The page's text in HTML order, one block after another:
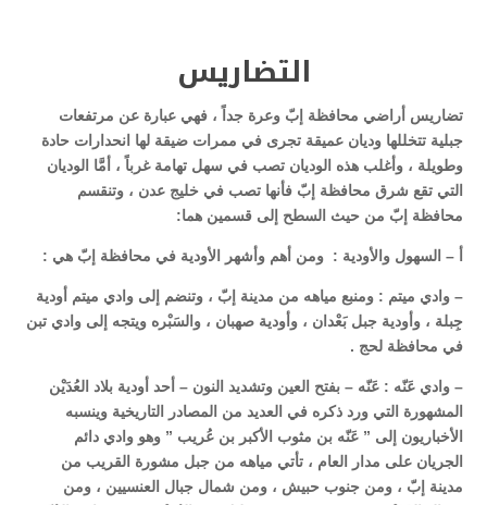
التضاريس
تضاريس أراضي محافظة إبّ وعرة جداً ، فهي عبارة عن مرتفعات
جبلية تتخللها وديان عميقة تجرى في ممرات ضيقة لها انحدارات حادة
وطويلة ، وأغلب هذه الوديان تصب في سهل تهامة غرباً ، أمَّا الوديان
التي تقع شرق محافظة إبّ فأنها تصب في خليج عدن ، وتنقسم
محافظة إبّ من حيث السطح إلى قسمين هما:
أ – السهول والأودية : ومن أهم وأشهر الأودية في محافظة إبّ هي :
– وادي ميتم : ومنبع مياهه من مدينة إبّ ، وتنضم إلى وادي ميتم أودية
جِبلة ، وأودية جبل بَعْدان ، وأودية صهبان ، والسَبْره ويتجه إلى وادي تبن
في محافظة لحج .
– وادي عَنّه : عَنّه – بفتح العين وتشديد النون – أحد أودية بلاد العُدَيْن
المشهورة التي ورد ذكره في العديد من المصادر التاريخية وينسبه
الأخباريون إلى ” عَنّه بن مثوب الأكبر بن عُريب ” وهو وادي دائم
الجريان على مدار العام ، تأتي مياهه من جبل مشورة القريب من
مدينة إبّ ، ومن جنوب حبيش ، ومن شمال جبال العنسيين ، ومن